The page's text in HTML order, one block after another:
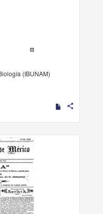
(IBUNAM)
share